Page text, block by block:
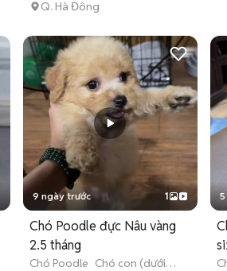
Q. Hà Đông
9 ngày trước 1
Chó Poodle đực Nâu vàng
2.5 tháng
Chó Poodle Chó con (dưới 3